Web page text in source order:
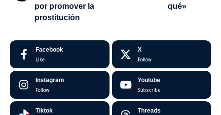
por promover la
prostitución
qué»
Facebook
Like
X
Follow
Instagram
Follow
Youtube
Subscribe
Tiktok Threads